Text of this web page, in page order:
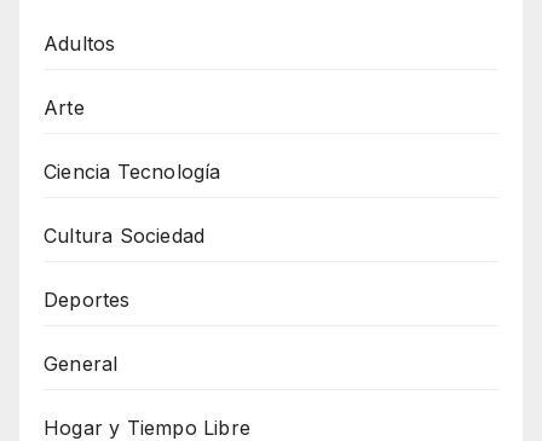
Adultos
Arte
Ciencia Tecnología
Cultura Sociedad
Deportes
General
Hogar y Tiempo Libre